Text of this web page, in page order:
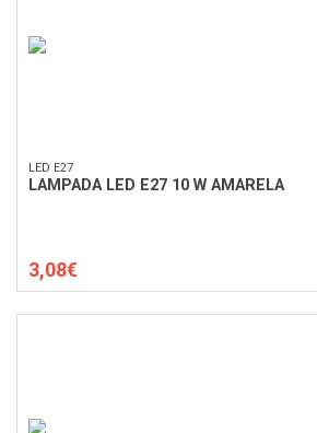
LED E27
LAMPADA LED E27 10 W AMARELA
3,08€